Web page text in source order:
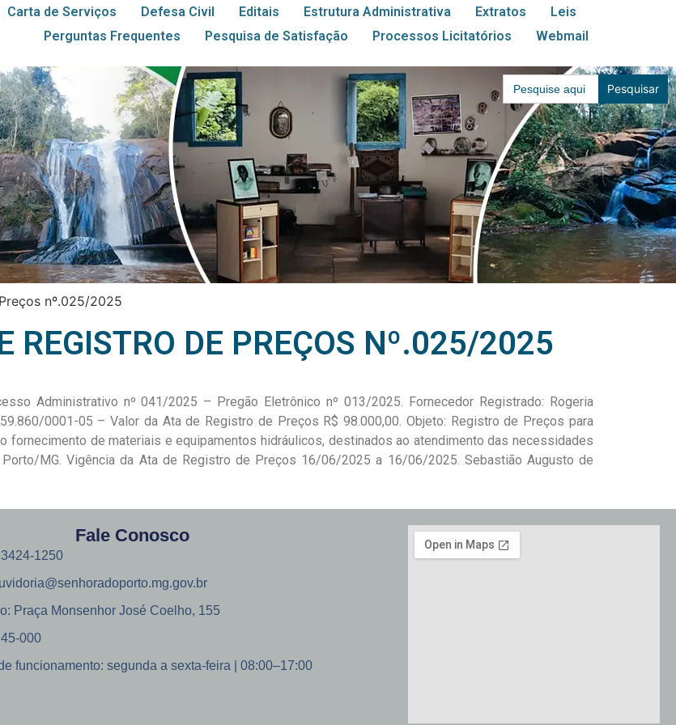
Carta de Serviços Defesa Civil Editais Estrutura Administrativa Extratos
Leis
Perguntas Frequentes
Pesquisa de Satisfação Processos Licitatórios Webmail
Search
for:
nº.025/2025
REGISTRO DE PREÇOS Nº.025/2025
Administrativo nº 041/2025 – Pregão Eletrônico nº 013/2025. Fornecedor Registrado: Rogeria
0001-05 – Valor da Ata de Registro de Preços R$ 98.000,00. Objeto: Registro de Preços para
fornecimento de materiais e equipamentos hidráulicos, destinados ao atendimento das necessidades
MG. Vigência da Ata de Registro de Preços 16/06/2025 a 16/06/2025. Sebastião Augusto de
Fale Conosco
1250
Praça Monsenhor José Coelho, 155
000
funcionamento: segunda a sexta-feira | 08:00–17:00